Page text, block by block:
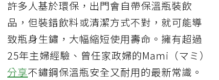
許多人基於環保，出門會自帶保溫瓶裝飲
品，但裝錯飲料或清潔方式不對，就可能導
致瓶身生鏽，大幅縮短使用壽命。擁有超過
25年主婦經驗、曾任家政婦的Mami（マミ）
分享不鏽鋼保溫瓶安全又耐用的最新常識。